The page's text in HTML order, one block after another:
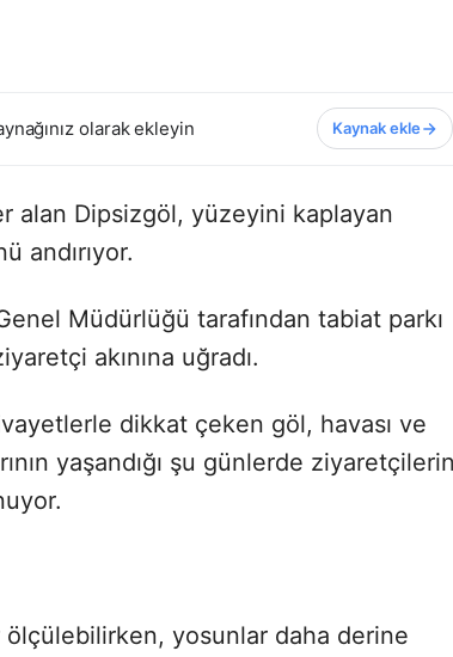
olarak ekleyin Kaynak ekle
alan Dipsizgöl, yüzeyini kaplayan
andırıyor.
Müdürlüğü tarafından tabiat parkı
akınına uğradı.
dikkat çeken göl, havası ve
yaşandığı şu günlerde
yosunlar daha derine